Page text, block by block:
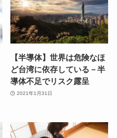
【半導体】世界は危険なほ
ど台湾に依存している－半
導体不足でリスク露呈
2021年1月31日